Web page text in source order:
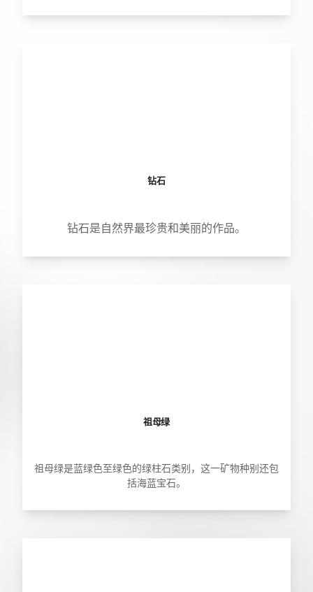
钻石
钻石是自然界最珍贵和美丽的作品。
祖母绿
祖母绿是蓝绿色至绿色的绿柱石类别，这一矿物种别还包
括海蓝宝石。